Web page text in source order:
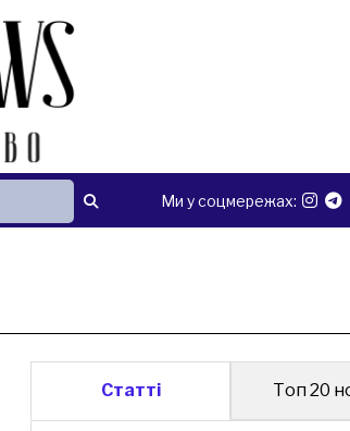
Ми у соцмережах:
Статті Топ 20